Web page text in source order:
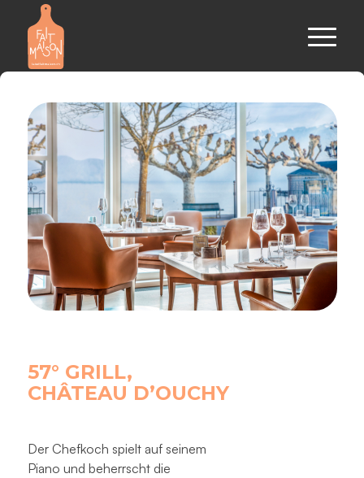
57° GRILL,
CHÂTEAU D’OUCHY
Der Chefkoch spielt auf seinem
Piano und beherrscht die